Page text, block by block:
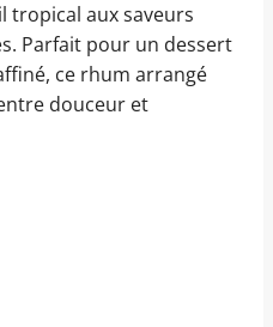
tropical aux saveurs
Parfait pour un dessert
ce rhum arrangé
douceur et